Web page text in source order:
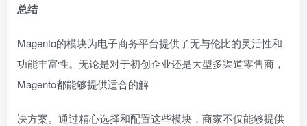
总结
Magento的模块为电子商务平台提供了无与伦比的灵活性和
功能丰富性。无论是对于初创企业还是大型多渠道零售商，
Magento都能够提供适合的解
决方案。通过精心选择和配置这些模块，商家不仅能够提供